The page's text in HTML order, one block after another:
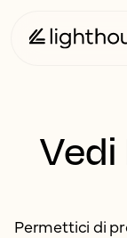
Permettici di